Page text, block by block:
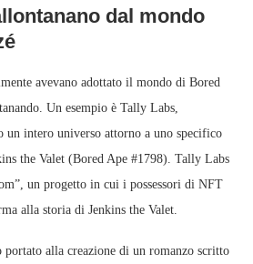
dal mondo
avevano adottato il mondo di Bored
Un esempio è Tally Labs,
un intero universo attorno a uno specifico
the Valet (Bored Ape #1798). Tally Labs
un progetto in cui i possessori di NFT
alla storia di Jenkins the Valet.
portato alla creazione di un romanzo scritto